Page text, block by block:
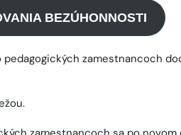
BEZÚHONNOSTI
pedagogických zamestnancoch